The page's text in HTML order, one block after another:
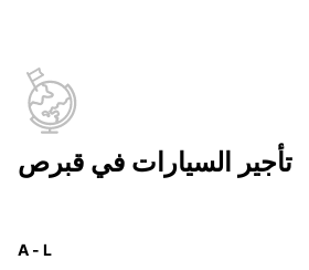
تأجير السيارات في قبرص
A - L